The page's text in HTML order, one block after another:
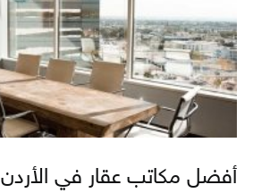
أفضل مكاتب عقار في الأردن